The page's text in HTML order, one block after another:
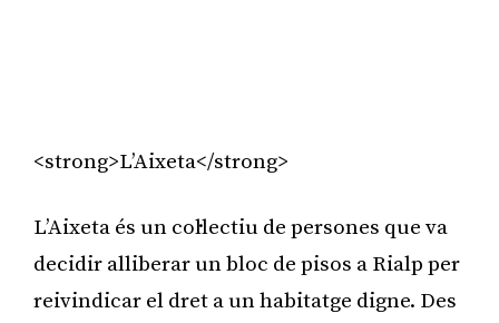
<strong>L’Aixeta</strong>
L’Aixeta és un col·lectiu de persones que va
decidir alliberar un bloc de pisos a Rialp per
reivindicar el dret a un habitatge digne. Des